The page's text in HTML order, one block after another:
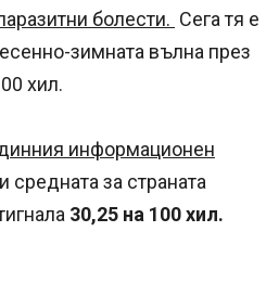
болести. Сега тя е
зимната вълна през
хил.
информационен
за страната
30,25 на 100 хил.